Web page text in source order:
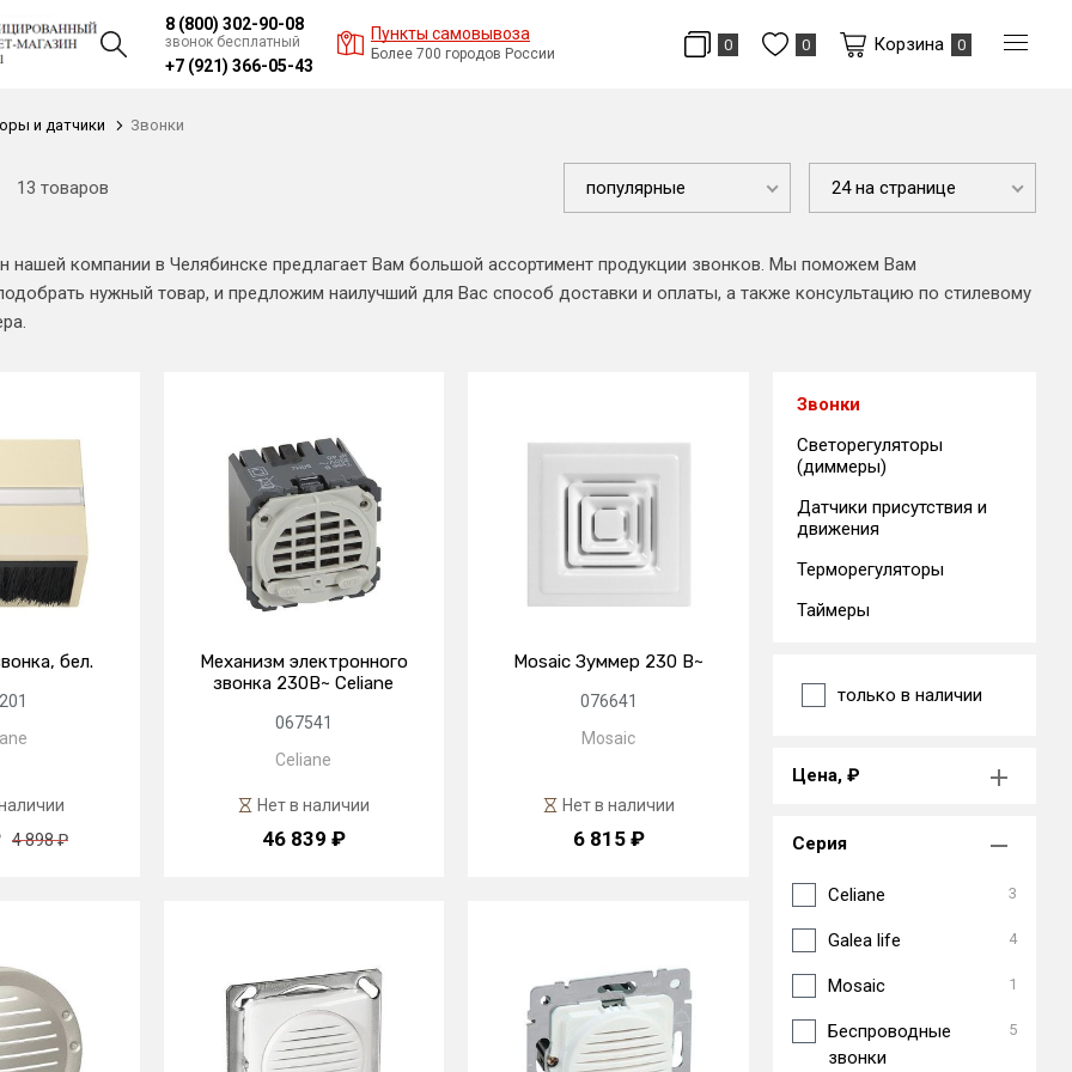
8 (800) 302-90-08
звонок бесплатный
+7 (921) 366-05-43
Пункты самовывоза
Более 700 городов России
0 0 Корзина 0
и датчики Звонки
13 товаров популярные 24 на странице
нашей компании в Челябинске предлагает Вам большой ассортимент продукции звонков. Мы поможем Вам
нужный товар, и предложим наилучший для Вас способ доставки и оплаты, а также консультацию по стилевому
бел.
4 898 ₽
Механизм электронного
звонка 230В~ Celiane
067541
Celiane
Нет в наличии
46 839 ₽
Mosaic Зуммер 230 В~
076641
Mosaic
Нет в наличии
6 815 ₽
Звонки
Светорегуляторы
(диммеры)
Датчики присутствия и
движения
Терморегуляторы
Таймеры
только в наличии
Цена, ₽
Серия
Celiane 3
Galea life 4
Mosaic 1
Беспроводные
звонки
5